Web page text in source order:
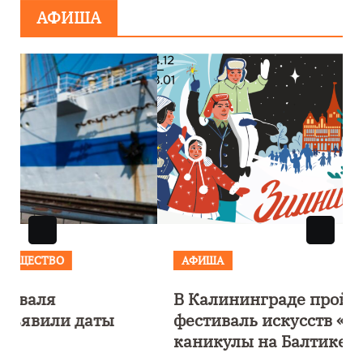
АФИША
АФИША
В Калининграде пройдет
фестиваль искусств «Зимние
каникулы на Балтике»